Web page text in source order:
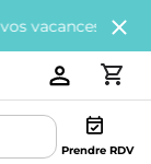
avec200€
Prendre RDV